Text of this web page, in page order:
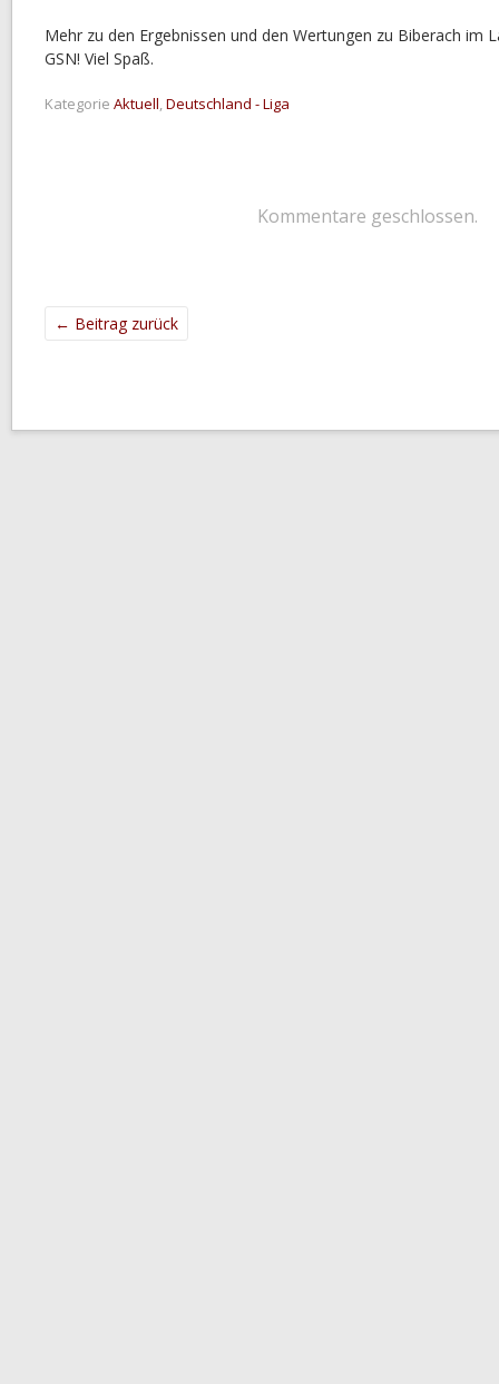
Mehr zu den Ergebnissen und den Wertungen zu Biberach im
GSN! Viel Spaß.
Kategorie Aktuell,Deutschland - Liga
Kommentare geschlossen.
← Beitrag zurück